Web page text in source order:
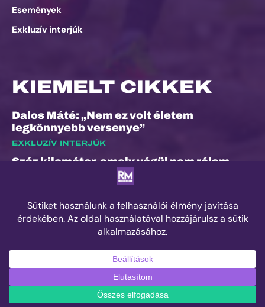
Események
Exkluzív interjúk
KIEMELT CIKKEK
Dalos Máté: „Nem ez volt életem
legkönnyebb versenye”
EXKLUZÍV INTERJÚK
Száz kilométer, amely végül nem rólam
Kilian Jornet hiánya sem törheti meg a
Sierre-Zinal varázsát, izgalmas verseny
jöhet a négyezres csúcsok között
ESEMÉNYEK
© 2025 Runner's Mag Hungary minden jog fenntartva.